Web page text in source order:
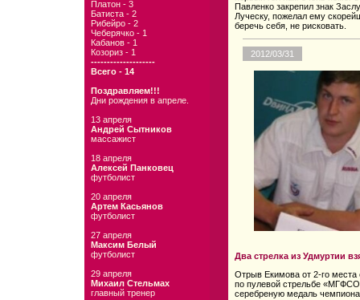
Платон - 3
Батиста - 2
Рибейро - 2
Чеберячко - 1
Кабанов - 1
Козориз - 1
--------------------
Всего - 14
Поздравляем!!!
Дни рождения в апреле.
13 апреля
Андрей Сытников
массажист
18 апреля
Алексей Панковец
футболист
20 апреля
Артем Касьянов
футболист
27 апреля
Максим Белый
футболист
29 апреля
Михаил Стельмах
главный тренер
Павленко закрепил знак
Луческу, пожелал ему
беречь себя, не рисковать.
2012/03/31
Два стрелка из Удмуртии
Отрыв Екимова от 2-го
по пулевой стрельбе
серебреную медаль